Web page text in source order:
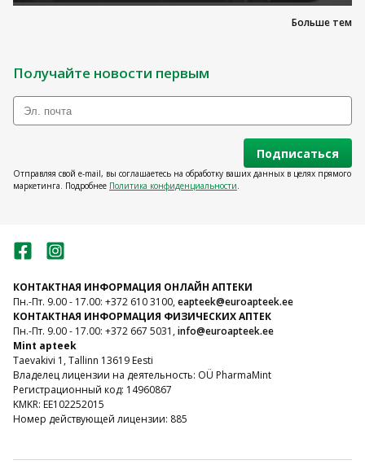
aspiriini manustamist tuulerõugeid põdevatele
Больше тем
Получайте новости первым
Подписаться
Отправляя свой e-mail, вы соглашаетесь на обработку ваших данных в целях прямого
маркетинга. Подробнее Политика конфиденциальности.
КОНТАКТНАЯ ИНФОРМАЦИЯ ОНЛАЙН АПТЕКИ
Пн.-Пт. 9.00 - 17.00: +372 610 3100,eapteek@euroapteek.ee
КОНТАКТНАЯ ИНФОРМАЦИЯ ФИЗИЧЕСКИХ АПТЕК
Пн.-Пт. 9.00 - 17.00: +372 667 5031,info@euroapteek.ee
Mint apteek
Taevakivi 1, Tallinn 13619 Eesti
Владелец лицензии на деятельность: OÜ PharmaMint
Регистрационный код: 14960867
KMKR: EE102252015
Номер действующей лицензии: 885